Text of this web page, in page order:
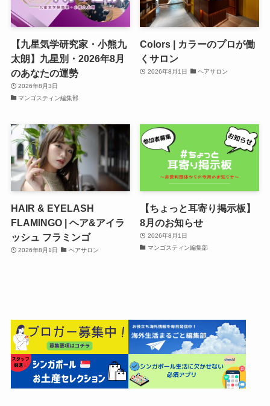
【九星気学研究家・小熊九
太朗】九星別・2026年8月
のあなたの運勢
2026年8月3日
マンゴスティン編集部
Colors | カラーのプロが働
くサロン
2026年8月1日 ヘアサロン
HAIR & EYELASH
FLAMINGO | ヘア&アイラ
ッシュ フラミンゴ
2026年8月1日 ヘアサロン
【ちょっと耳寄り掲示板】
8月のお知らせ
2026年8月1日
マンゴスティン編集部